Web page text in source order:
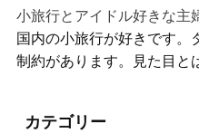
小旅行とアイドル好きな主
国内の小旅行が好きです。
制約があります。見た目と
カテゴリー